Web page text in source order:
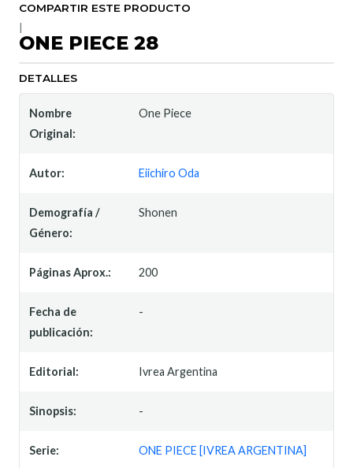
COMPARTIR ESTE PRODUCTO
ONE PIECE 28
DETALLES
Nombre
Original:
One Piece
Autor: Eiichiro Oda
Demografía /
Género:
Shonen
Páginas Aprox.: 200
Fecha de
publicación:
-
Editorial: Ivrea Argentina
Sinopsis: -
Serie: ONE PIECE [IVREA ARGENTINA]